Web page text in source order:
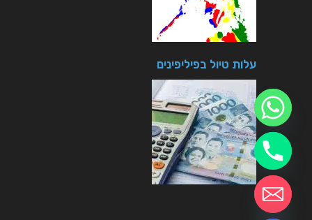
חזרה לטיולים
עלות טיול בפיליפינים
Hide
chaty